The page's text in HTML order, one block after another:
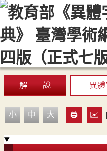
::: 最新消息 常見問題
顯示模式
網站導
解 說 異體
小 中 大 | 🖨️ ✉️ |